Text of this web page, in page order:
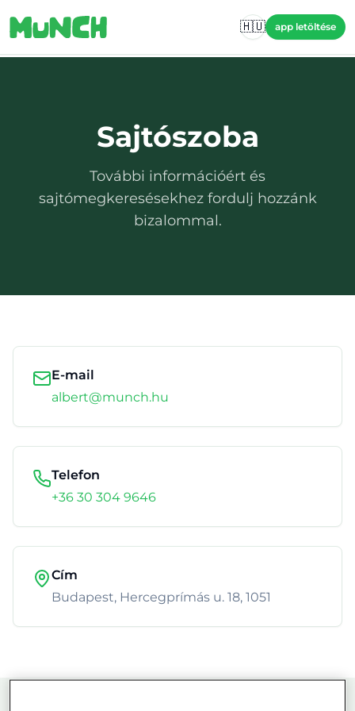
🇭🇺
app letöltése
Sajtószoba
További információért és
sajtómegkeresésekhez fordulj hozzánk
bizalommal.
E-mail
albert@munch.hu
Telefon
+36 30 304 9646
Cím
Budapest, Hercegprímás u. 18, 1051